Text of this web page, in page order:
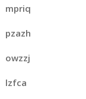
mpriq
pzazh
owzzj
lzfca